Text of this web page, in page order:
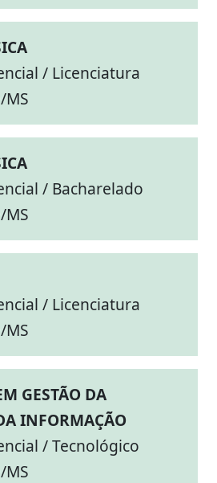
/ Licenciatura
MS
/ Bacharelado
MS
/ Licenciatura
MS
GESTÃO DA
INFORMAÇÃO
/ Tecnológico
MS